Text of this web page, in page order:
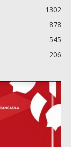
1302
878
545
206